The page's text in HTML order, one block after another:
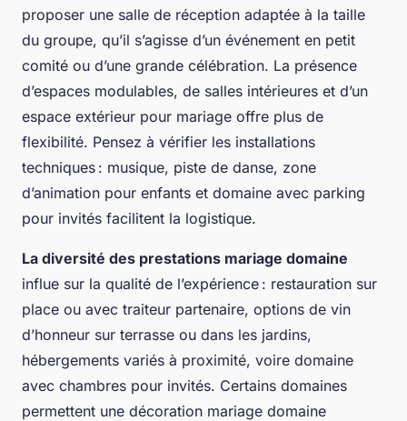
proposer une salle de réception adaptée à la taille
du groupe, qu’il s’agisse d’un événement en petit
comité ou d’une grande célébration. La présence
d’espaces modulables, de salles intérieures et d’un
espace extérieur pour mariage offre plus de
flexibilité. Pensez à vérifier les installations
techniques : musique, piste de danse, zone
d’animation pour enfants et domaine avec parking
pour invités facilitent la logistique.
La diversité des prestations mariage domaine
influe sur la qualité de l’expérience : restauration sur
place ou avec traiteur partenaire, options de vin
d’honneur sur terrasse ou dans les jardins,
hébergements variés à proximité, voire domaine
avec chambres pour invités. Certains domaines
permettent une décoration mariage domaine